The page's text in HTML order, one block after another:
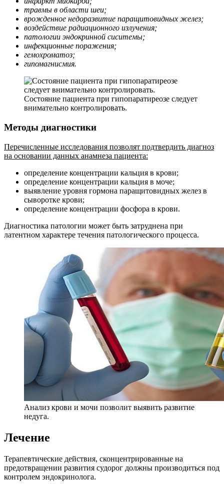
травмы в области шеи;
врожденное недоразвитие паращитовидных желез;
воздействие радиационного излучения;
патологии эндокринной сиситемы;
инфекционные поражения;
гемохроматоз;
гипомагнисмия.
Состояние пациента при гипопаратиреозе следует
внимательно контролировать.
Методы диагностики
Перечисленные исследования позволят подтвердить диагноз
на основании данных анамнеза пациента:
определение концентрации кальция в крови;
определение концентрации кальция в моче;
выявление уровня гормона паращитовидных желез в
сыворотке крови;
определение концентрации фосфора в крови.
Диагностика патологии может быть затруднена при
латентном характере течения патологического процесса.
Анализ крови и мочи позволит выявить развитие
недуга.
Лечение
Терапевтические действия, сконцентрированные на
предотвращении развития судорог должны производиться под
контролем эндокринолога.